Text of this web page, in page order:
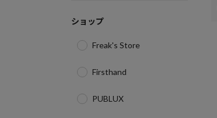
ショップ
Freak's Store
Firsthand
PUBLUX